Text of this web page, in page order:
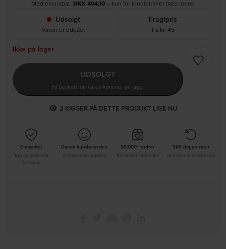
Medlemsrabat: DKK 404,10– kun for medlemmer (læs mere)
Udsolgt
Varen er udgået
Fragtpris
fra kr. 45
Ikke på lager
UDSOLGT
Få besked når varen kommer på lager
2 KIGGER PÅ DETTE PRODUKT LIGE NU
E-mærket
Tryg og godkendt
Dansk kundeservice
Vi sidder klar i Aalborg
50.000+ ordrer
Behandlet med omhu
365 dages retur
God tid til at beslutte dig